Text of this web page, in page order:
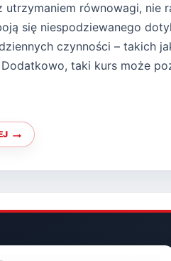
utrzymaniem równowagi, nie
się niespodziewanego
czynności – takich
taki kurs może